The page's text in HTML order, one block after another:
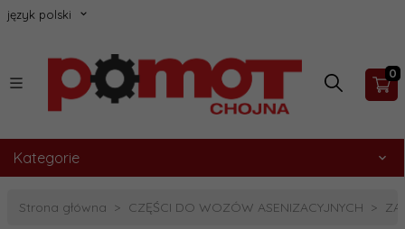
język polski
0
Kategorie
Strona główna CZĘŚCI DO WOZÓW ASENIZACYJNYCH